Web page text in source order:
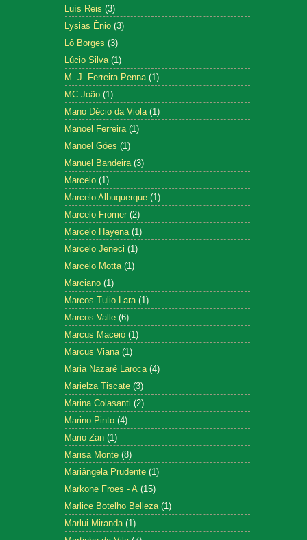
Luís Reis (3)
Lysias Ênio (3)
Lô Borges (3)
Lúcio Silva (1)
M. J. Ferreira Penna (1)
MC João (1)
Mano Décio da Viola (1)
Manoel Ferreira (1)
Manoel Góes (1)
Manuel Bandeira (3)
Marcelo (1)
Marcelo Albuquerque (1)
Marcelo Fromer (2)
Marcelo Hayena (1)
Marcelo Jeneci (1)
Marcelo Motta (1)
Marciano (1)
Marcos Tulio Lara (1)
Marcos Valle (6)
Marcus Maceió (1)
Marcus Viana (1)
Maria Nazaré Laroca (4)
Marielza Tiscate (3)
Marina Colasanti (2)
Marino Pinto (4)
Mario Zan (1)
Marisa Monte (8)
Mariângela Prudente (1)
Markone Froes - A (15)
Marlice Botelho Belleza (1)
Marlui Miranda (1)